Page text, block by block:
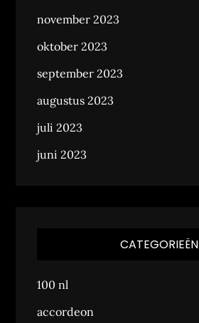
november 2023
oktober 2023
september 2023
augustus 2023
juli 2023
juni 2023
CATEGORIEËN
100 nl
accordeon